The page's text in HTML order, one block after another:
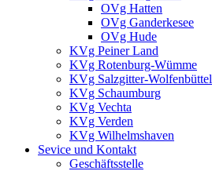
OVg Hatten
OVg Ganderkesee
OVg Hude
KVg Peiner Land
KVg Rotenburg-Wümme
KVg Salzgitter-Wolfenbüttel
KVg Schaumburg
KVg Vechta
KVg Verden
KVg Wilhelmshaven
Sevice und Kontakt
Geschäftsstelle